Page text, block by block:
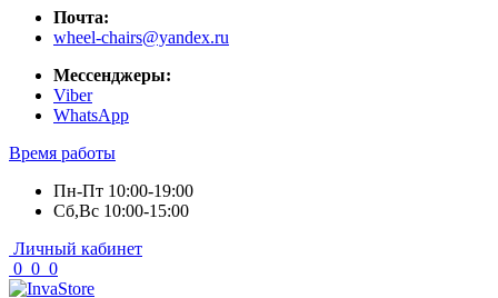
Почта:
wheel-chairs@yandex.ru
Мессенджеры:
Viber
WhatsApp
Время работы
Пн-Пт 10:00-19:00
Сб,Вс 10:00-15:00
Личный кабинет
0 0 0